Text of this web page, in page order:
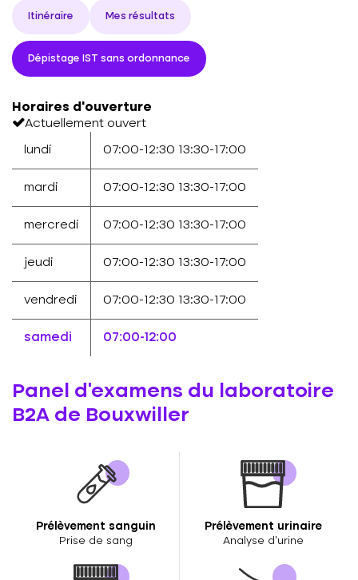
Itinéraire Mes résultats
Dépistage IST sans ordonnance
Horaires d'ouverture
Actuellement ouvert
lundi 07:00-12:30 13:30-17:00
mardi 07:00-12:30 13:30-17:00
mercredi 07:00-12:30 13:30-17:00
jeudi 07:00-12:30 13:30-17:00
vendredi 07:00-12:30 13:30-17:00
samedi 07:00-12:00
Panel d'examens du laboratoire
B2A de Bouxwiller
Prélèvement sanguin
Prise de sang
Prélèvement urinaire
Analyse d’urine